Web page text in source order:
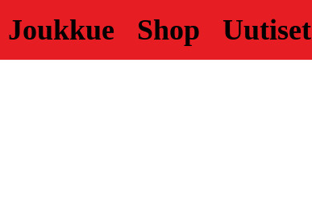
Joukkue Shop Uutiset